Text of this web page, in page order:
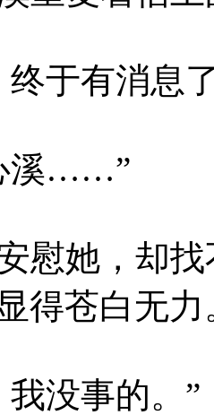
于有消息
……”
慰她，却找
得苍白无力
没事的。”